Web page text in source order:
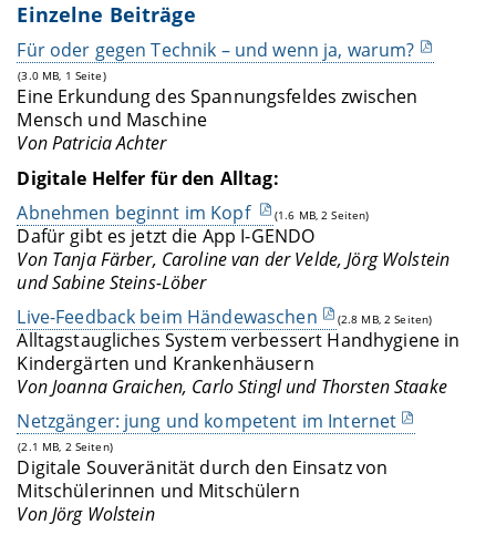
Einzelne Beiträge
Für oder gegen Technik – und wenn ja, warum?
(3.0 MB, 1 Seite)
Eine Erkundung des Spannungsfeldes zwischen
Mensch und Maschine
Von Patricia Achter
Digitale Helfer für den Alltag:
Abnehmen beginnt im Kopf
(1.6 MB, 2 Seiten)
Dafür gibt es jetzt die App I-GENDO
Von Tanja Färber, Caroline van der Velde, Jörg Wolstein
und Sabine Steins-Löber
Live-Feedback beim Händewaschen
(2.8 MB, 2 Seiten)
Alltagstaugliches System verbessert Handhygiene in
Kindergärten und Krankenhäusern
Von Joanna Graichen, Carlo Stingl und Thorsten Staake
Netzgänger: jung und kompetent im Internet
(2.1 MB, 2 Seiten)
Digitale Souveränität durch den Einsatz von
Mitschülerinnen und Mitschülern
Von Jörg Wolstein